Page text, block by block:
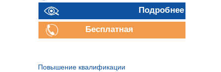
Повышение квалификации
руб.
Подробнее
Бесплатная